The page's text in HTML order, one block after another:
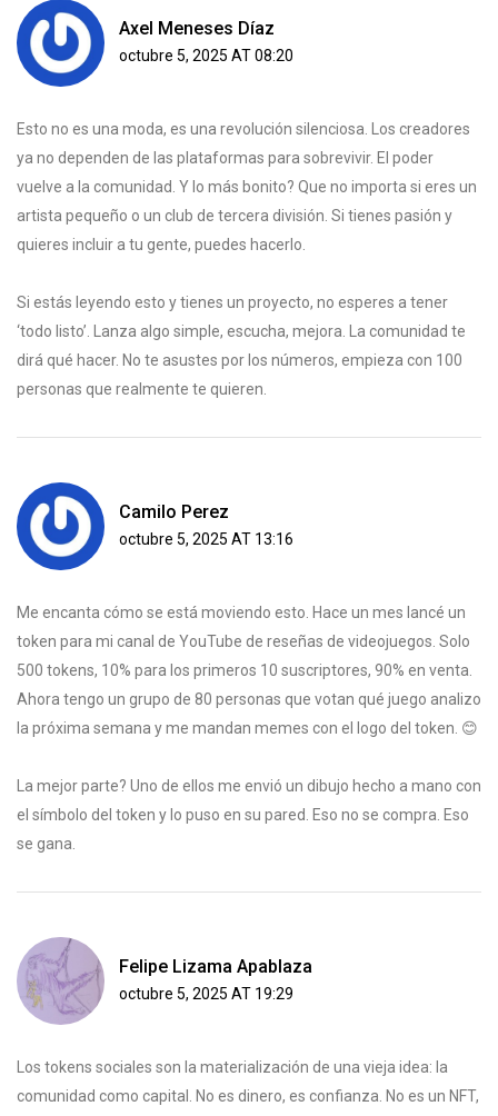
Axel Meneses Díaz
octubre 5, 2025 AT 08:20
Esto no es una moda, es una revolución silenciosa. Los creadores
ya no dependen de las plataformas para sobrevivir. El poder
vuelve a la comunidad. Y lo más bonito? Que no importa si eres un
artista pequeño o un club de tercera división. Si tienes pasión y
quieres incluir a tu gente, puedes hacerlo.
Si estás leyendo esto y tienes un proyecto, no esperes a tener
‘todo listo’. Lanza algo simple, escucha, mejora. La comunidad te
dirá qué hacer. No te asustes por los números, empieza con 100
personas que realmente te quieren.
Camilo Perez
octubre 5, 2025 AT 13:16
Me encanta cómo se está moviendo esto. Hace un mes lancé un
token para mi canal de YouTube de reseñas de videojuegos. Solo
500 tokens, 10% para los primeros 10 suscriptores, 90% en venta.
Ahora tengo un grupo de 80 personas que votan qué juego analizo
la próxima semana y me mandan memes con el logo del token. 😊
La mejor parte? Uno de ellos me envió un dibujo hecho a mano con
el símbolo del token y lo puso en su pared. Eso no se compra. Eso
se gana.
Felipe Lizama Apablaza
octubre 5, 2025 AT 19:29
Los tokens sociales son la materialización de una vieja idea: la
comunidad como capital. No es dinero, es confianza. No es un NFT,